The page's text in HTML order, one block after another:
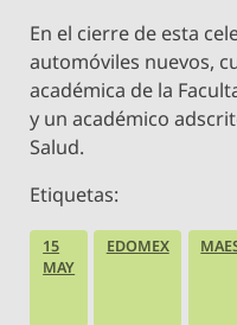
En el cierre de esta
automóviles nuevos,
académica de la
y un académico
Salud.
Etiquetas:
15
MAY
EDOMEX